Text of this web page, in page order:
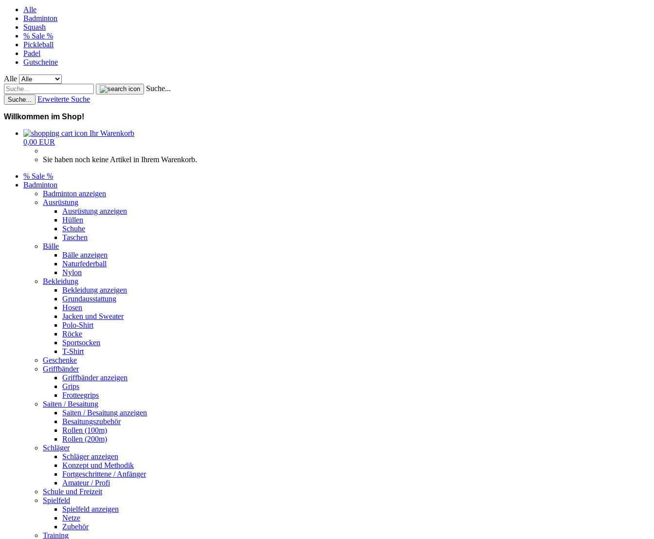
Alle
Badminton
Squash
% Sale %
Pickleball
Padel
Gutscheine
Alle
Suche...
Suche... Erweiterte Suche
Willkommen im Shop!
Ihr Warenkorb
0,00 EUR
Sie haben noch keine Artikel in Ihrem Warenkorb.
% Sale %
Badminton
Badminton anzeigen
Ausrüstung
Ausrüstung anzeigen
Hüllen
Schuhe
Taschen
Bälle
Bälle anzeigen
Naturfederball
Nylon
Bekleidung
Bekleidung anzeigen
Grundausstattung
Hosen
Jacken und Sweater
Polo-Shirt
Röcke
Sportsocken
T-Shirt
Geschenke
Griffbänder
Griffbänder anzeigen
Grips
Frotteegrips
Saiten / Besaitung
Saiten / Besaitung anzeigen
Besaitungszubehör
Rollen (100m)
Rollen (200m)
Schläger
Schläger anzeigen
Konzept und Methodik
Fortgeschrittene / Anfänger
Amateur / Profi
Schule und Freizeit
Spielfeld
Spielfeld anzeigen
Netze
Zubehör
Training